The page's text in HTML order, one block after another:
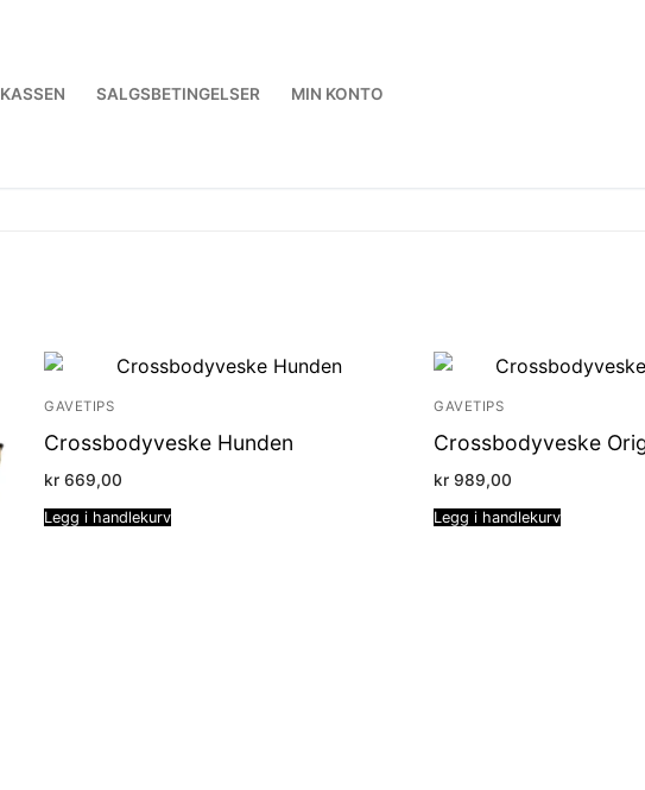
KASSEN SALGSBETINGELSER MIN KONTO
GAVETIPS
Crossbodyveske Hunden
kr 669,00
Legg i handlekurv
GAVETIPS
Crossbodyveske
kr 989,00
Legg i handlekurv